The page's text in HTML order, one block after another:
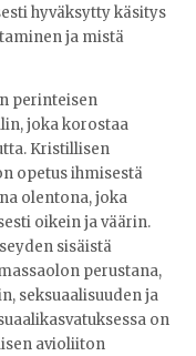
hyväksytty käsitys
ja mistä
perinteisen
joka korostaa
Kristillisen
opetus ihmisestä
olentona, joka
oikein ja väärin.
sisäistä
perustana,
seksuaalisuuden ja
on
avioliiton